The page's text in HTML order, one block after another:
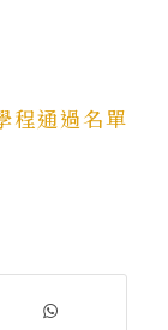
程通過名單